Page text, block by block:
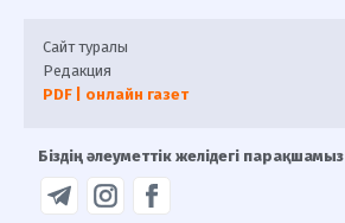
Сайт туралы
Редакция
PDF | онлайн газет
Біздің әлеуметтік желідегі парақшамыз